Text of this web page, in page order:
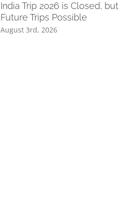
India Trip 2026 is Closed, but
Future Trips Possible
August 3rd, 2026